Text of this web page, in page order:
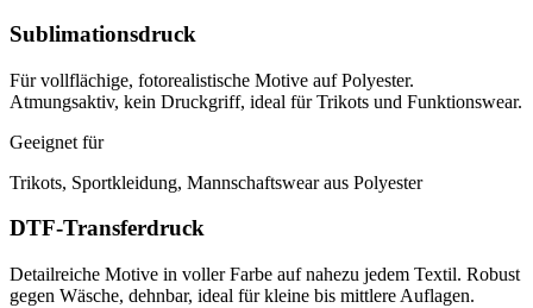
Sublimationsdruck
Für vollflächige, fotorealistische Motive auf Polyester.
Atmungsaktiv, kein Druckgriff, ideal für Trikots und Funktionswear.
Geeignet für
Trikots, Sportkleidung, Mannschaftswear aus Polyester
DTF-Transferdruck
Detailreiche Motive in voller Farbe auf nahezu jedem Textil. Robust
gegen Wäsche, dehnbar, ideal für kleine bis mittlere Auflagen.